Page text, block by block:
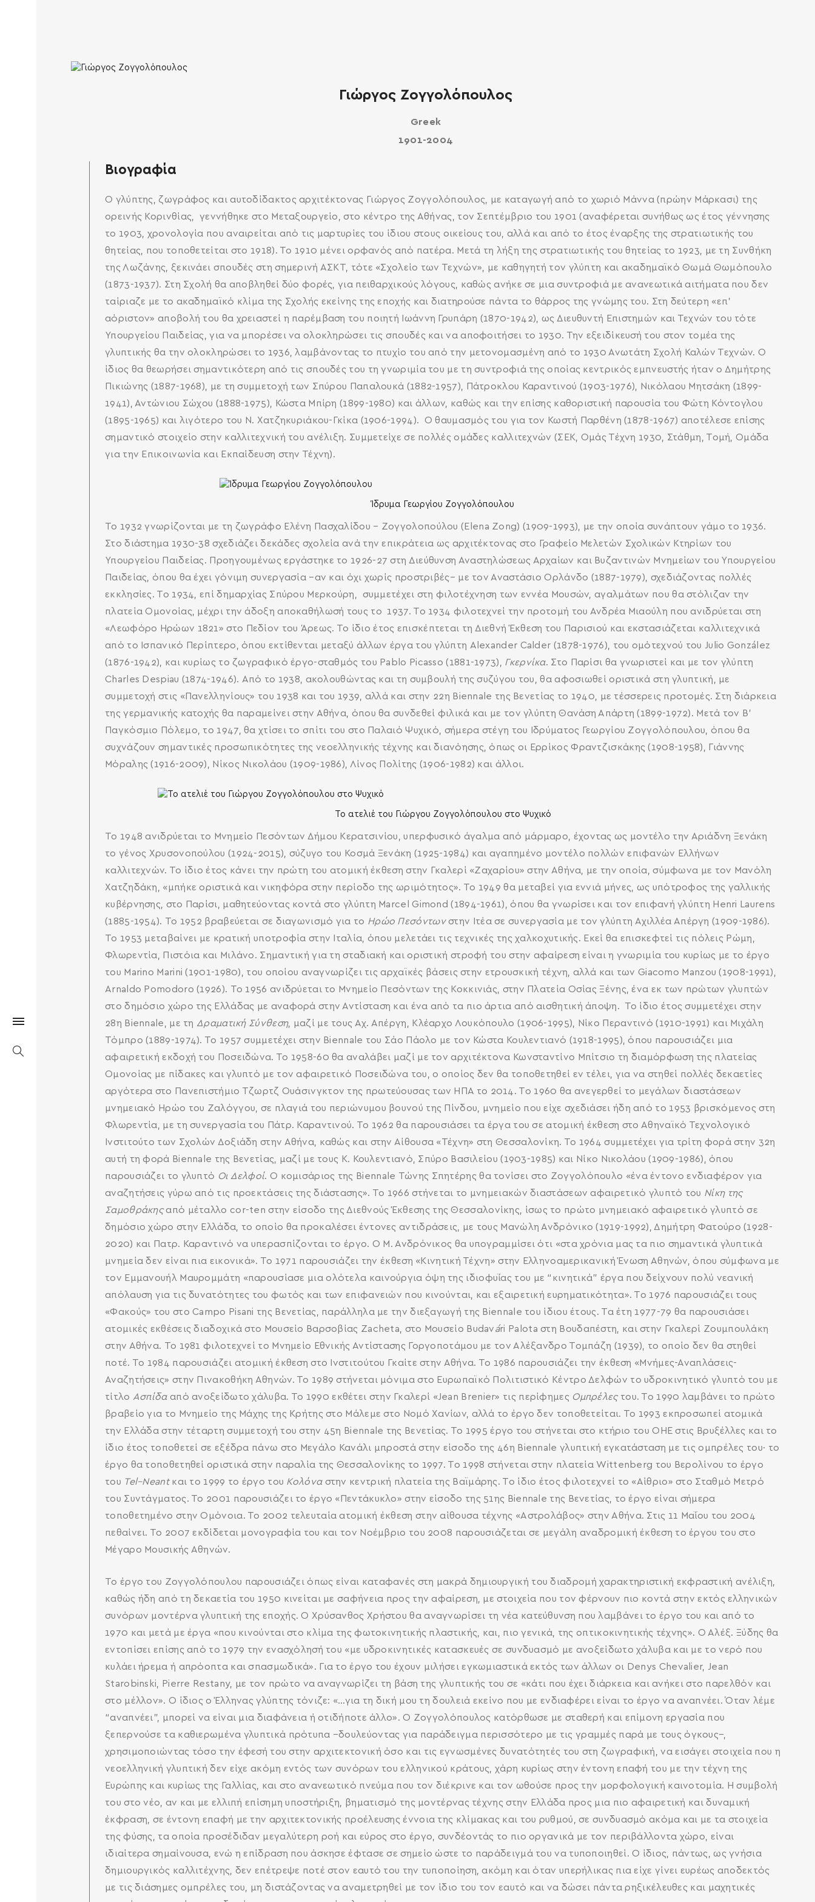
Γιώργος Ζογγολόπουλος
Greek
1901-2004
Βιογραφία
Ο γλύπτης, ζωγράφος και αυτοδίδακτος αρχιτέκτονας Γιώργος Ζογγολόπουλος, με καταγωγή από το χωριό Μάννα (πρώην Μάρκασι) της
ορεινής Κορινθίας, γεννήθηκε στο Μεταξουργείο, στο κέντρο της Αθήνας, τον Σεπτέμβριο του 1901 (αναφέρεται συνήθως ως έτος γέννησης
το 1903, χρονολογία που αναιρείται από τις μαρτυρίες του ίδιου στους οικείους του, αλλά και από το έτος έναρξης της στρατιωτικής του
θητείας, που τοποθετείται στο 1918). Το 1910 μένει ορφανός από πατέρα. Μετά τη λήξη της στρατιωτικής του θητείας το 1923, με τη Συνθήκη
της Λωζάνης, ξεκινάει σπουδές στη σημερινή ΑΣΚΤ, τότε «Σχολείο των Τεχνών», με καθηγητή τον γλύπτη και ακαδημαϊκό Θωμά Θωμόπουλο
(1873-1937). Στη Σχολή θα αποβληθεί δύο φορές, για πειθαρχικούς λόγους, καθώς ανήκε σε μια συντροφιά με ανανεωτικά αιτήματα που δεν
ταίριαζε με το ακαδημαϊκό κλίμα της Σχολής εκείνης της εποχής και διατηρούσε πάντα το θάρρος της γνώμης του. Στη δεύτερη «επ’
αόριστον» αποβολή του θα χρειαστεί η παρέμβαση του ποιητή Ιωάννη Γρυπάρη (1870-1942), ως Διευθυντή Επιστημών και Τεχνών του τότε
Υπουργείου Παιδείας, για να μπορέσει να ολοκληρώσει τις σπουδές και να αποφοιτήσει το 1930. Την εξειδίκευσή του στον τομέα της
γλυπτικής θα την ολοκληρώσει το 1936, λαμβάνοντας το πτυχίο του από την μετονομασμένη από το 1930 Ανωτάτη Σχολή Καλών Τεχνών. Ο
ίδιος θα θεωρήσει σημαντικότερη από τις σπουδές του τη γνωριμία του με τη συντροφιά της οποίας κεντρικός εμπνευστής ήταν ο Δημήτρης
Πικιώνης (1887-1968), με τη συμμετοχή των Σπύρου Παπαλουκά (1882-1957), Πάτροκλου Καραντινού (1903-1976), Νικόλαου Μητσάκη (1899-
1941), Αντώνιου Σώχου (1888-1975), Κώστα Μπίρη (1899-1980) και άλλων, καθώς και την επίσης καθοριστική παρουσία του Φώτη Κόντογλου
(1895-1965) και λιγότερο του Ν. Χατζηκυριάκου-Γκίκα (1906-1994). Ο θαυμασμός του για τον Κωστή Παρθένη (1878-1967) αποτέλεσε επίσης
σημαντικό στοιχείο στην καλλιτεχνική του ανέλιξη. Συμμετείχε σε πολλές ομάδες καλλιτεχνών (ΣΕΚ, Ομάς Τέχνη 1930, Στάθμη, Τομή, Ομάδα
για την Επικοινωνία και Εκπαίδευση στην Τέχνη).
Ίδρυμα Γεωργίου Ζογγολόπουλου
Το 1932 γνωρίζονται με τη ζωγράφο Ελένη Πασχαλίδου – Ζογγολοπούλου (Elena Zong) (1909-1993), με την οποία συνάπτουν γάμο το 1936.
Στο διάστημα 1930-38 σχεδιάζει δεκάδες σχολεία ανά την επικράτεια ως αρχιτέκτονας στο Γραφείο Μελετών Σχολικών Κτηρίων του
Υπουργείου Παιδείας. Προηγουμένως εργάστηκε το 1926-27 στη Διεύθυνση Αναστηλώσεως Αρχαίων και Βυζαντινών Μνημείων του Υπουργείου
Παιδείας, όπου θα έχει γόνιμη συνεργασία –αν και όχι χωρίς προστριβές– με τον Αναστάσιο Ορλάνδο (1887-1979), σχεδιάζοντας πολλές
εκκλησίες. Το 1934, επί δημαρχίας Σπύρου Μερκούρη, συμμετέχει στη φιλοτέχνηση των εννέα Μουσών, αγαλμάτων που θα στόλιζαν την
πλατεία Ομονοίας, μέχρι την άδοξη αποκαθήλωσή τους το 1937. Το 1934 φιλοτεχνεί την προτομή του Ανδρέα Μιαούλη που ανιδρύεται στη
«Λεωφόρο Ηρώων 1821» στο Πεδίον του Άρεως. Το ίδιο έτος επισκέπτεται τη Διεθνή Έκθεση του Παρισιού και εκστασιάζεται καλλιτεχνικά
από το Ισπανικό Περίπτερο, όπου εκτίθενται μεταξύ άλλων έργα του γλύπτη Alexander Calder (1878-1976), του ομότεχνού του Julio González
(1876-1942), και κυρίως το ζωγραφικό έργο-σταθμός του Pablo Picasso (1881-1973),
Γκερνίκα. Στο Παρίσι θα γνωριστεί και με τον γλύπτη
Charles Despiau (1874-1946). Από το 1938, ακολουθώντας και τη συμβουλή της συζύγου του, θα αφοσιωθεί οριστικά στη γλυπτική, με
συμμετοχή στις «Πανελληνίους» του 1938 και του 1939, αλλά και στην 22η Biennale της Βενετίας το 1940, με τέσσερεις προτομές. Στη διάρκεια
της γερμανικής κατοχής θα παραμείνει στην Αθήνα, όπου θα συνδεθεί φιλικά και με τον γλύπτη Θανάση Απάρτη (1899-1972). Μετά τον Β’
Παγκόσμιο Πόλεμο, το 1947, θα χτίσει το σπίτι του στο Παλαιό Ψυχικό, σήμερα στέγη του Ιδρύματος Γεωργίου Ζογγολόπουλου, όπου θα
συχνάζουν σημαντικές προσωπικότητες της νεοελληνικής τέχνης και διανόησης, όπως οι Ερρίκος Φραντζισκάκης (1908-1958), Γιάννης
Μόραλης (1916-2009), Νίκος Νικολάου (1909-1986), Λίνος Πολίτης (1906-1982) και άλλοι.
Το ατελιέ του Γιώργου Ζογγολόπουλου στο Ψυχικό
Το 1948 ανιδρύεται το Μνημείο Πεσόντων Δήμου Κερατσινίου, υπερφυσικό άγαλμα από μάρμαρο, έχοντας ως μοντέλο την Αριάδνη Ξενάκη
το γένος Χρυσονοπούλου (1924-2015), σύζυγο του Κοσμά Ξενάκη (1925-1984) και αγαπημένο μοντέλο πολλών επιφανών Ελλήνων
καλλιτεχνών. Το ίδιο έτος κάνει την πρώτη του ατομική έκθεση στην Γκαλερί «Ζαχαρίου» στην Αθήνα, με την οποία, σύμφωνα με τον Μανόλη
Χατζηδάκη, «μπήκε οριστικά και νικηφόρα στην περίοδο της ωριμότητος». Το 1949 θα μεταβεί για εννιά μήνες, ως υπότροφος της γαλλικής
κυβέρνησης, στο Παρίσι, μαθητεύοντας κοντά στο γλύπτη Marcel Gimond (1894-1961), όπου θα γνωρίσει και τον επιφανή γλύπτη Henri Laurens
(1885-1954). Το 1952 βραβεύεται σε διαγωνισμό για το Ηρώο Πεσόντωνστην Ιτέα σε συνεργασία με τον γλύπτη Αχιλλέα Απέργη (1909-1986).
Το 1953 μεταβαίνει με κρατική υποτροφία στην Ιταλία, όπου μελετάει τις τεχνικές της χαλκοχυτικής. Εκεί θα επισκεφτεί τις πόλεις Ρώμη,
Φλωρεντία, Πιστόια και Μιλάνο. Σημαντική για τη σταδιακή και οριστική στροφή του στην αφαίρεση είναι η γνωριμία του κυρίως με το έργο
του Marino Marini (1901-1980), του οποίου αναγνωρίζει τις αρχαϊκές βάσεις στην ετρουσκική τέχνη, αλλά και των Giacomo Manzou (1908-1991),
Arnaldo Pomodoro (1926). Το 1956 ανιδρύεται το Μνημείο Πεσόντων της Κοκκινιάς, στην Πλατεία Οσίας Ξένης, ένα εκ των πρώτων γλυπτών
στο δημόσιο χώρο της Ελλάδας με αναφορά στην Αντίσταση και ένα από τα πιο άρτια από αισθητική άποψη. Το ίδιο έτος συμμετέχει στην
28η Biennale, με τη Δραματική Σύνθεση, μαζί με τους Αχ. Απέργη, Κλέαρχο Λουκόπουλο (1906-1995), Νίκο Περαντινό (1910-1991) και Μιχάλη
Τόμπρο (1889-1974). Το 1957 συμμετέχει στην Biennale του Σάο Πάολο με τον Κώστα Κουλεντιανό (1918-1995), όπου παρουσιάζει μια
αφαιρετική εκδοχή του Ποσειδώνα. Το 1958-60 θα αναλάβει μαζί με τον αρχιτέκτονα Κωνσταντίνο Μπίτσιο τη διαμόρφωση της πλατείας
Ομονοίας με πίδακες και γλυπτό με τον αφαιρετικό Ποσειδώνα του, ο οποίος δεν θα τοποθετηθεί εν τέλει, για να στηθεί πολλές δεκαετίες
αργότερα στο Πανεπιστήμιο Τζωρτζ Ουάσινγκτον της πρωτεύουσας των ΗΠΑ το 2014. Το 1960 θα ανεγερθεί το μεγάλων διαστάσεων
μνημειακό Ηρώο του Ζαλόγγου, σε πλαγιά του περιώνυμου βουνού της Πίνδου, μνημείο που είχε σχεδιάσει ήδη από το 1953 βρισκόμενος στη
Φλωρεντία, με τη συνεργασία του Πάτρ. Καραντινού. Το 1962 θα παρουσιάσει τα έργα του σε ατομική έκθεση στο Αθηναϊκό Τεχνολογικό
Ινστιτούτο των Σχολών Δοξιάδη στην Αθήνα, καθώς και στην Αίθουσα «Τέχνη» στη Θεσσαλονίκη. Το 1964 συμμετέχει για τρίτη φορά στην 32η
αυτή τη φορά Biennale της Βενετίας, μαζί με τους Κ. Κουλεντιανό, Σπύρο Βασιλείου (1903-1985) και Νίκο Νικολάου (1909-1986), όπου
παρουσιάζει το γλυπτό Οι Δελφοί. Ο κομισάριος της Biennale Τώνης Σπητέρης θα τονίσει στο Ζογγολόπουλο «ένα έντονο ενδιαφέρον για
αναζητήσεις γύρω από τις προεκτάσεις της διάστασης». Το 1966 στήνεται το μνημειακών διαστάσεων αφαιρετικό γλυπτό του Νίκη της
Σαμοθράκηςαπό μέταλλο cor-ten στην είσοδο της Διεθνούς Έκθεσης της Θεσσαλονίκης, ίσως το πρώτο μνημειακό αφαιρετικό γλυπτό σε
δημόσιο χώρο στην Ελλάδα, το οποίο θα προκαλέσει έντονες αντιδράσεις, με τους Μανώλη Ανδρόνικο (1919-1992), Δημήτρη Φατούρο (1928-
2020) και Πατρ. Καραντινό να υπερασπίζονται το έργο. Ο Μ. Ανδρόνικος θα υπογραμμίσει ότι «στα χρόνια μας τα πιο σημαντικά γλυπτικά
μνημεία δεν είναι πια εικονικά». Το 1971 παρουσιάζει την έκθεση «Κινητική Τέχνη» στην Ελληνοαμερικανική Ένωση Αθηνών, όπου σύμφωνα με
τον Εμμανουήλ Μαυρομμάτη «παρουσίασε μια ολότελα καινούργια όψη της ιδιοφυΐας του με “κινητικά” έργα που δείχνουν πολύ νεανική
απόλαυση για τις δυνατότητες του φωτός και των επιφανειών που κινούνται, και εξαιρετική ευρηματικότητα». Το 1976 παρουσιάζει τους
«Φακούς» του στο Campo Pisani της Βενετίας, παράλληλα με την διεξαγωγή της Biennale του ίδιου έτους. Τα έτη 1977-79 θα παρουσιάσει
ατομικές εκθέσεις διαδοχικά στο Μουσείο Βαρσοβίας Zacheta, στο Μουσείο Budavári Palota στη Βουδαπέστη, και στην Γκαλερί Ζουμπουλάκη
στην Αθήνα. To 1981 φιλοτεχνεί το Μνημείο Εθνικής Αντίστασης Γοργοποτάμου με τον Αλέξανδρο Τομπάζη (1939), το οποίο δεν θα στηθεί
ποτέ. Το 1984 παρουσιάζει ατομική έκθεση στο Ινστιτούτου Γκαίτε στην Αθήνα. Το 1986 παρουσιάζει την έκθεση «Μνήμες-Αναπλάσεις-
Αναζητήσεις» στην Πινακοθήκη Αθηνών. Το 1989 στήνεται μόνιμα στο Ευρωπαϊκό Πολιτιστικό Κέντρο Δελφών το υδροκινητικό γλυπτό του με
τίτλο Ασπίδααπό ανοξείδωτο χάλυβα. Το 1990 εκθέτει στην Γκαλερί «Jean Brenier» τις περίφημες Ομπρέλεςτου. Το 1990 λαμβάνει το πρώτο
βραβείο για το Μνημείο της Μάχης της Κρήτης στο Μάλεμε στο Νομό Χανίων, αλλά το έργο δεν τοποθετείται. Το 1993 εκπροσωπεί ατομικά
την Ελλάδα στην τέταρτη συμμετοχή του στην 45η Biennale της Βενετίας. Το 1995 έργο του στήνεται στο κτήριο του ΟΗΕ στις Βρυξέλλες και το
ίδιο έτος τοποθετεί σε εξέδρα πάνω στο Μεγάλο Κανάλι μπροστά στην είσοδο της 46η Biennale γλυπτική εγκατάσταση με τις ομπρέλες του∙ το
έργο θα τοποθετηθεί οριστικά στην παραλία της Θεσσαλονίκης το 1997. Το 1998 στήνεται στην πλατεία Wittenberg του Βερολίνου το έργο
του Tel–Neantκαι το 1999 το έργο του Κολόνα στην κεντρική πλατεία της Βαϊμάρης. Το ίδιο έτος φιλοτεχνεί το «Αίθριο» στο Σταθμό Μετρό
του Συντάγματος. Το 2001 παρουσιάζει το έργο «Πεντάκυκλο» στην είσοδο της 51ης Biennale της Βενετίας, το έργο είναι σήμερα
τοποθετημένο στην Ομόνοια. Το 2002 τελευταία ατομική έκθεση στην αίθουσα τέχνης «Αστρολάβος» στην Αθήνα. Στις 11 Μαΐου του 2004
πεθαίνει. Το 2007 εκδίδεται μονογραφία του και τον Νοέμβριο του 2008 παρουσιάζεται σε μεγάλη αναδρομική έκθεση το έργου του στο
Μέγαρο Μουσικής Αθηνών.
Το έργο του Ζογγολόπουλου παρουσιάζει όπως είναι καταφανές στη μακρά δημιουργική του διαδρομή χαρακτηριστική εκφραστική ανέλιξη,
καθώς ήδη από τη δεκαετία του 1950 κινείται με σαφήνεια προς την αφαίρεση, με στοιχεία που τον φέρνουν πιο κοντά στην εκτός ελληνικών
συνόρων μοντέρνα γλυπτική της εποχής. Ο Χρύσανθος Χρήστου θα αναγνωρίσει τη νέα κατεύθυνση που λαμβάνει το έργο του και από το
1970 και μετά με έργα «που κινούνται στο κλίμα της φωτοκινητικής πλαστικής, και, πιο γενικά, της οπτικοκινητικής τέχνης». Ο Αλέξ. Ξύδης θα
εντοπίσει επίσης από το 1979 την ενασχόλησή του «με υδροκινητικές κατασκευές σε συνδυασμό με ανοξείδωτο χάλυβα και με το νερό που
κυλάει ήρεμα ή απρόοπτα και σπασμωδικά». Για το έργο του έχουν μιλήσει εγκωμιαστικά εκτός των άλλων οι Denys Chevalier, Jean
Starobinski, Pierre Restany, με τον πρώτο να αναγνωρίζει τη βάση της γλυπτικής του σε «κάτι που έχει διάρκεια και ανήκει στο παρελθόν και
στο μέλλον». Ο ίδιος ο Έλληνας γλύπτης τόνιζε: «…για τη δική μου τη δουλειά εκείνο που με ενδιαφέρει είναι το έργο να αναπνέει. Όταν λέμε
“αναπνέει”, μπορεί να είναι μια διαφάνεια ή οτιδήποτε άλλο». Ο Ζογγολόπουλος κατόρθωσε με σταθερή και επίμονη εργασία που
ξεπερνούσε τα καθιερωμένα γλυπτικά πρότυπα –δουλεύοντας για παράδειγμα περισσότερο με τις γραμμές παρά με τους όγκους–,
χρησιμοποιώντας τόσο την έφεσή του στην αρχιτεκτονική όσο και τις εγνωσμένες δυνατότητές του στη ζωγραφική, να εισάγει στοιχεία που η
νεοελληνική γλυπτική δεν είχε ακόμη εντός των συνόρων του ελληνικού κράτους, χάρη κυρίως στην έντονη επαφή του με την τέχνη της
Ευρώπης και κυρίως της Γαλλίας, και στο ανανεωτικό πνεύμα που τον διέκρινε και τον ωθούσε προς την μορφολογική καινοτομία. Η συμβολή
του στο νέο, αν και με ελλιπή επίσημη υποστήριξη, βηματισμό της μοντέρνας τέχνης στην Ελλάδα προς μια πιο αφαιρετική και δυναμική
έκφραση, σε έντονη επαφή με την αρχιτεκτονικής προέλευσης έννοια της κλίμακας και του ρυθμού, σε συνδυασμό ακόμα και με τα στοιχεία
της φύσης, τα οποία προσέδιδαν μεγαλύτερη ροή και εύρος στο έργο, συνδέοντάς το πιο οργανικά με τον περιβάλλοντα χώρο, είναι
ιδιαίτερα σημαίνουσα, ενώ η επίδραση που άσκησε έφτασε σε σημείο ώστε το παράδειγμά του να τυποποιηθεί. Ο ίδιος, πάντως, ως γνήσια
δημιουργικός καλλιτέχνης, δεν επέτρεψε ποτέ στον εαυτό του την τυποποίηση, ακόμη και όταν υπερήλικας πια είχε γίνει ευρέως αποδεκτός
με τις διάσημες ομπρέλες του, μη διστάζοντας να αναμετρηθεί με τον ίδιο του τον εαυτό και να δώσει πάντα ρηξικέλευθες και μαχητικές